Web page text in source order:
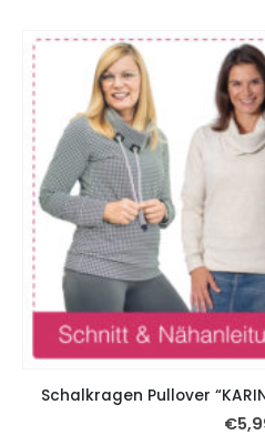
Schalkragen Pullover
€